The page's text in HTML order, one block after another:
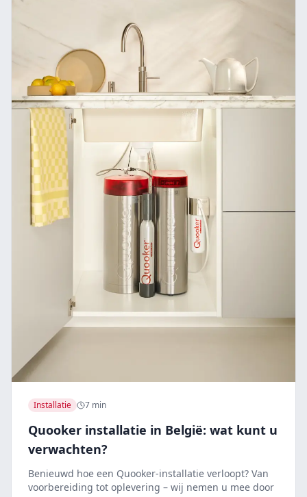
Installatie 7 min
Quooker installatie in België: wat kunt u
verwachten?
Benieuwd hoe een Quooker-installatie verloopt? Van
voorbereiding tot oplevering – wij nemen u mee door